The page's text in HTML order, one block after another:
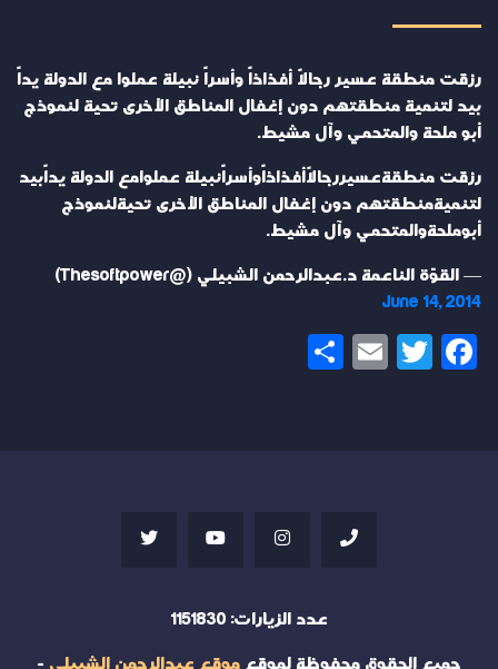
رزقت منطقة عسير رجالاً أفذاذاً وأسراً نبيلة عملوا مع الدولة يداً
بيد لتنمية منطقتهم دون إغفال المناطق الأخرى تحية لنموذج
أبو ملحة والمتحمي وآل مشيط.
رزقت منطقةعسيررجالاًأفذاذاًوأسراًنبيلة عملوامع الدولة يداًبيد
لتنميةمنطقتهم دون إغفال المناطق الأخرى تحيةلنموذج
أبوملحةوالمتحمي وآل مشيط.
— القوّة الناعمة د.عبدالرحمن الشبيلي (@Thesoftpower)
June 14, 2014
Facebook
Twitter
Email
عدد الزيارات: 1151830
جميع الحقوق محفوظة لموقعموقع عبدالرحمن الشبيلي -